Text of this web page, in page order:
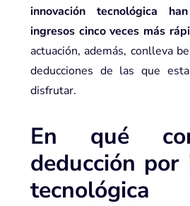
innovación tecnológica
ingresos cinco veces más
actuación, además, conlleva
deducciones de las que
disfrutar.
En qué
deducción por
tecnológica